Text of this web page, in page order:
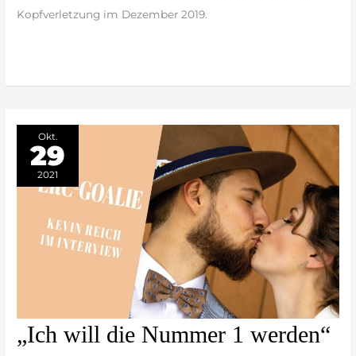
Kopfverletzung im Dezember 2019.
Okt.
29
2021
„Ich will die Nummer 1 werden“
„Ich
will